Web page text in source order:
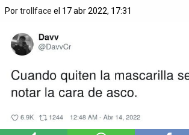
Portrollface el 17 abr 2022, 17:31